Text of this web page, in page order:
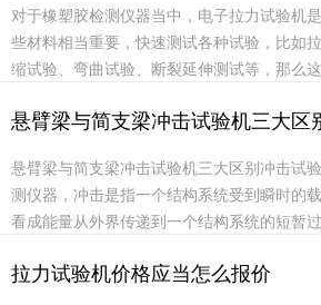
对于橡塑胶检测仪器当中，电子拉力试验机
些材料相当重要，快速测试各种试验，比如
缩试验、弯曲试验、断裂延伸测试等，那么
拉...
悬臂梁与简支梁冲击试验机三大区
悬臂梁与简支梁冲击试验机三大区别冲击试
测仪器，冲击是指一个结构系统受到瞬时的
看成能量从外界传递到一个结构系统的短暂
用...
拉力试验机价格应当怎么报价